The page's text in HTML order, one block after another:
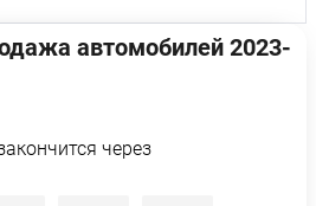
автомобилей 2023-
через